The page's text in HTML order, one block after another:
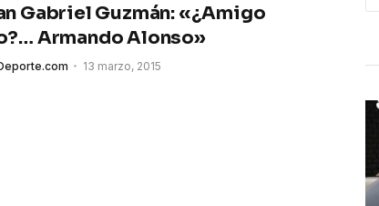
Gabriel Guzmán: «¿Amigo
Armando Alonso»
13 marzo, 2015